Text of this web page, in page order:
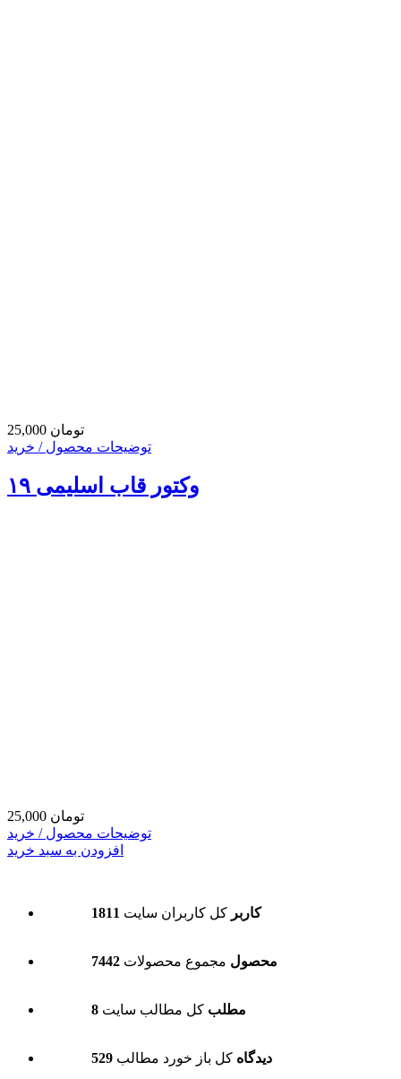
25,000 تومان
توضیحات محصول / خرید
وکتور قاب اسلیمی ۱۹
25,000 تومان
توضیحات محصول / خرید
افزودن به سبد خرید
1811 کاربر کل کاربران سایت
7442 محصول مجموع محصولات
8 مطلب کل مطالب سایت
529 دیدگاه کل باز خورد مطالب